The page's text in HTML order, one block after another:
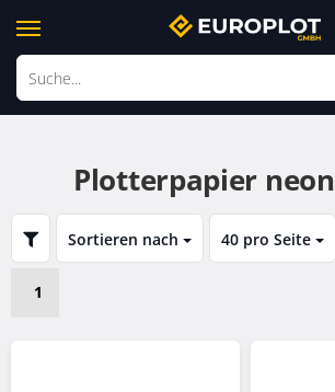
Plotterpapier
FILTERSortieren nach
40 pro Seite
1